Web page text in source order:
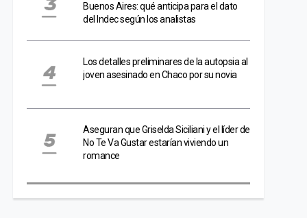
Buenos Aires: qué anticipa para el dato
del Indec según los analistas
Los detalles preliminares de la autopsia al
joven asesinado en Chaco por su novia
Aseguran que Griselda Siciliani y el líder de
No Te Va Gustar estarían viviendo un
romance